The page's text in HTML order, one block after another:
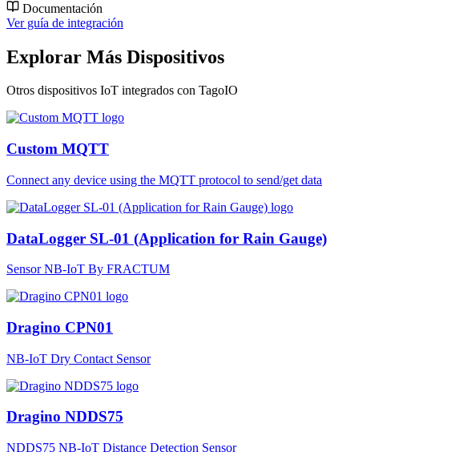
Documentación
Ver guía de integración
Explorar Más Dispositivos
Otros dispositivos IoT integrados con TagoIO
Custom MQTT
Connect any device using the MQTT protocol to send/get data
DataLogger SL-01 (Application for Rain Gauge)
Sensor NB-IoT By FRACTUM
Dragino CPN01
NB-IoT Dry Contact Sensor
Dragino NDDS75
NDDS75 NB-IoT Distance Detection Sensor